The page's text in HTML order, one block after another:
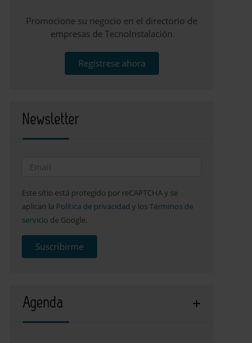
Promocione su negocio en el directorio de
empresas de TecnoInstalación
Regístrese ahora
Newsletter
Este sitio está protegido por reCAPTCHA y se
aplican la Política de privacidad y losTérminos de
servicio de Google.
Suscribirme
Agenda